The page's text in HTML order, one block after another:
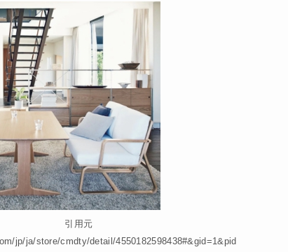
引用元
jp/ja/store/cmdty/detail/4550182598438#&gid=1&pid